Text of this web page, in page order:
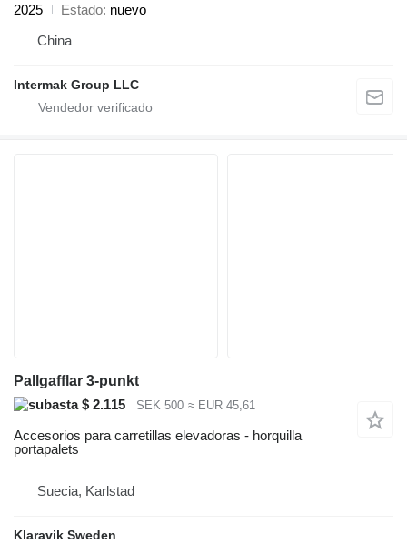
2025
Estado nuevo
China
Intermak Group LLC
Pallgafflar 3-punkt
$ 2.115
SEK 500 ≈ EUR 45,61
Accesorios para carretillas elevadoras - horquilla
portapalets
Suecia, Karlstad
Klaravik Sweden